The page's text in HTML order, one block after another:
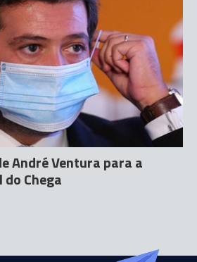
André Ventura para a
Chega